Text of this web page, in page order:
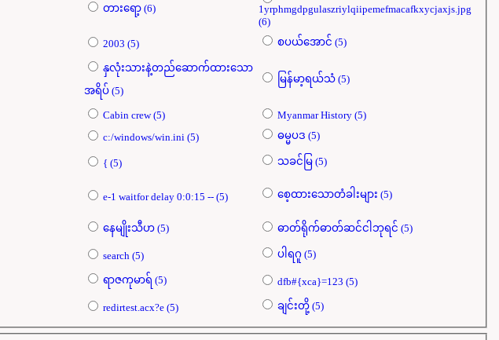
တားရော့ (6)
1yrphmgdpgulaszriylqiipemefmacafkxycjaxjs.jpg
(6)
2003 (5) စပယ်​အောင် (5)
နှလုံးသားနဲ့တည်ဆောက်ထားသော
အရိပ် (5)
မြန်မာ့ရယ်သံ (5)
Cabin crew (5)
Myanmar History (5)
c:/windows/win.ini (5) ဓမ္မပဒ (5)
{ (5) သခင်မြ (5)
e-1 waitfor delay 0:0:15 -- (5) စေ့ထားသောတံခါးများ (5)
နေမျိုးသီဟ (5) ဓာတ်ရိုက်ဓာတ်ဆင်ငါဘုရင် (5)
search (5) ပါရဂူ (5)
ရာဇကုမာရ် (5) dfb#{xca}=123 (5)
redirtest.acx?e (5) ချင်းတို့ (5)